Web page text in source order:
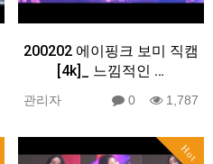
200202 에이핑크 보미 직캠
[4k]_ 느낌적인 …
관리자 0 1,787
Hot